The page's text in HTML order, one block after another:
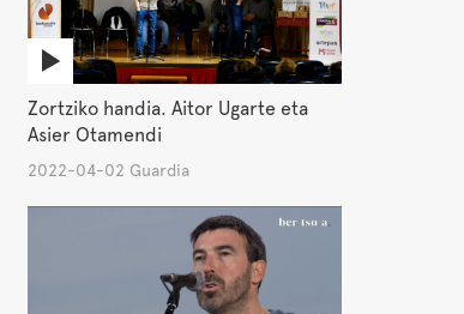
Zortziko handia. Aitor Ugarte eta
Asier Otamendi
2022-04-02 Guardia